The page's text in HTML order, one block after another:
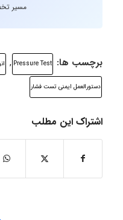
مسیر
برچسب ها: Pressure Test
,
دستورالعمل ایمنی تست فشار
اشتراک این مطلب